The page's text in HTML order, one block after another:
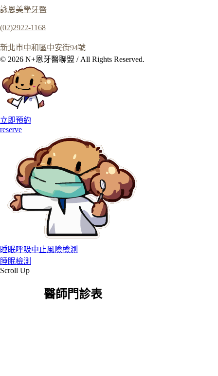
詠恩美學牙醫
(02)2922-1168
新北市中和區中安街94號
© 2026 N+恩牙醫聯盟 / All Rights Reserved.
立即預約
reserve
睡眠呼吸中止風險檢測
睡眠檢測
Scroll Up
醫師門診表